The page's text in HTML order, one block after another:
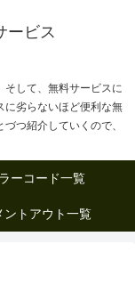
ービス
そして、無料サービスに
に劣らないほど便利な無
つ紹介していくので、
ーコード一覧
ントアウト一覧